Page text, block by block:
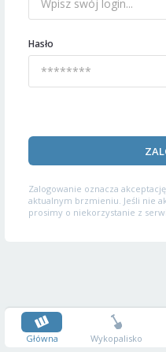
Hasło
Zalogowanie oznacza akceptację
aktualnym brzmieniu. Jeśli nie
prosimy o niekorzystanie z
Główna Wykopalisko